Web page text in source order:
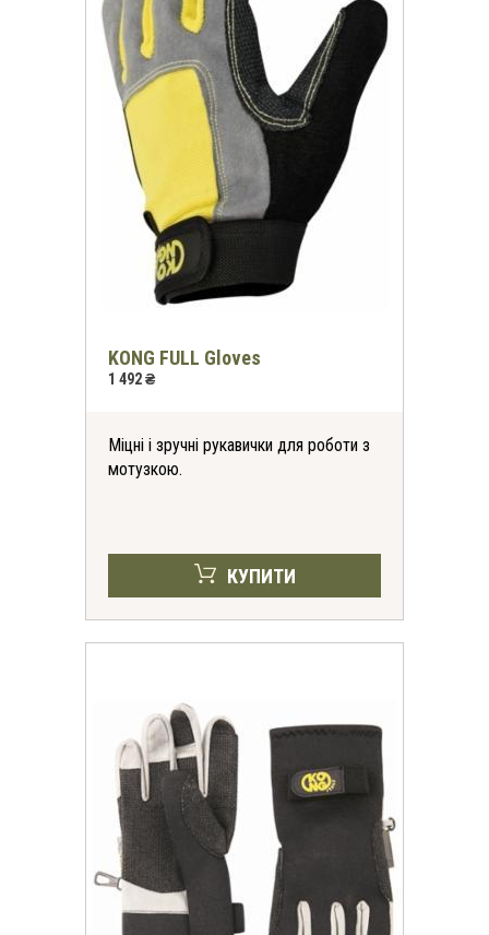
KONG FULL Gloves
1 492 ₴
Міцні і зручні рукавички для роботи з
мотузкою.
КУПИТИ